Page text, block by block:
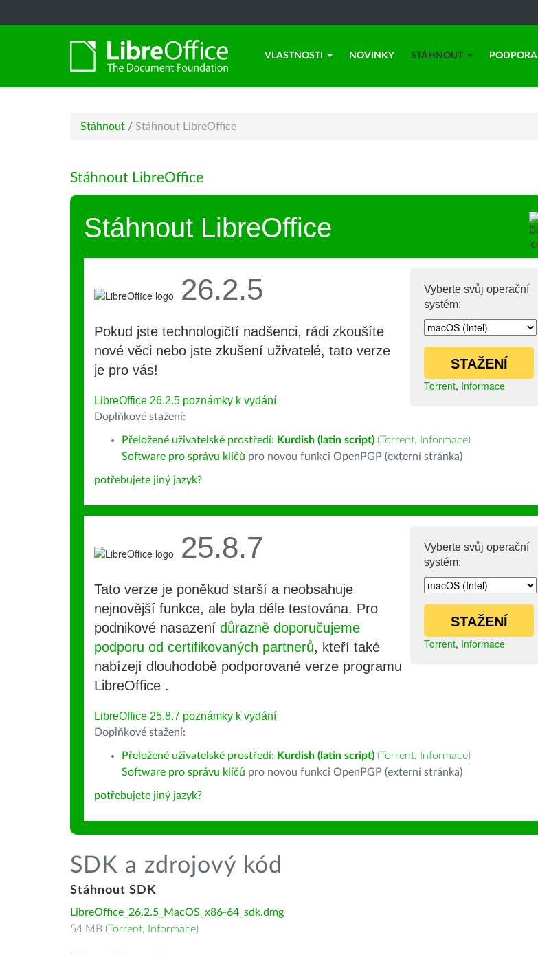
VLASTNOSTI NOVINKY STÁHNOUT PODPORA
Stáhnout / Stáhnout LibreOffice
Stáhnout LibreOffice
Stáhnout LibreOffice
Vyberte svůj operační
systém:
STAŽENÍ
Torrent, Informace
26.2.5
Pokud jste technologičtí nadšenci, rádi zkoušíte
nové věci nebo jste zkušení uživatelé, tato verze
je pro vás!
LibreOffice 26.2.5 poznámky k vydání
Doplňkové stažení:
Přeložené uživatelské prostředí: Kurdish (latin script) (Torrent, Informace)
Software pro správu klíčů pro novou funkci OpenPGP (externí stránka)
potřebujete jiný jazyk?
Vyberte svůj operační
systém:
STAŽENÍ
Torrent, Informace
25.8.7
Tato verze je poněkud starší a neobsahuje
nejnovější funkce, ale byla déle testována. Pro
podnikové nasazení důrazně doporučujeme
podporu od certifikovaných partnerů, kteří také
nabízejí dlouhodobě podporované verze programu
LibreOffice .
LibreOffice 25.8.7 poznámky k vydání
Doplňkové stažení:
Přeložené uživatelské prostředí: Kurdish (latin script) (Torrent, Informace)
Software pro správu klíčů pro novou funkci OpenPGP (externí stránka)
potřebujete jiný jazyk?
SDK a zdrojový kód
Stáhnout SDK
LibreOffice_26.2.5_MacOS_x86-64_sdk.dmg
54 MB (Torrent, Informace)